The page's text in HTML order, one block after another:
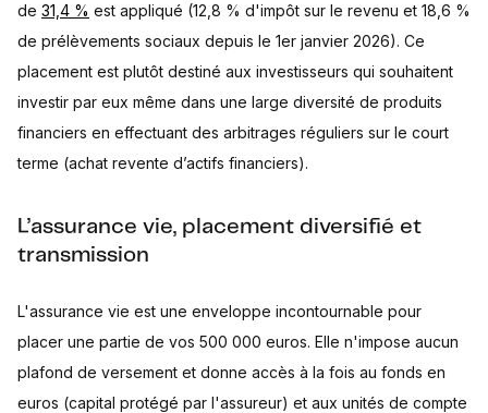
de 31,4 % est appliqué (12,8 % d'impôt sur le revenu et 18,6 %
de prélèvements sociaux depuis le 1er janvier 2026). Ce
placement est plutôt destiné aux investisseurs qui souhaitent
investir par eux même dans une large diversité de produits
financiers en effectuant des arbitrages réguliers sur le court
terme (achat revente d’actifs financiers).
L’assurance vie, placement diversifié et
transmission
L'assurance vie est une enveloppe incontournable pour
placer une partie de vos 500 000 euros. Elle n'impose aucun
plafond de versement et donne accès à la fois au fonds en
euros (capital protégé par l'assureur) et aux unités de compte